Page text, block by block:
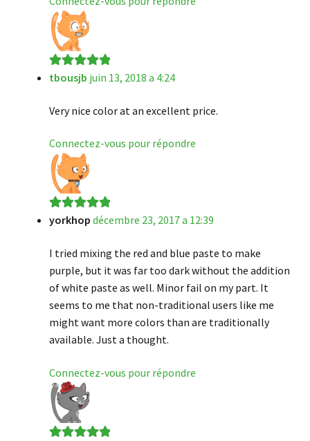
Note5sur 5
tbousjb juin 13, 2018 a 4:24
Very nice color at an excellent price.
Connectez-vous pour répondre
Note5sur 5
yorkhop décembre 23, 2017 a 12:39
I tried mixing the red and blue paste to make
purple, but it was far too dark without the addition
of white paste as well. Minor fail on my part. It
seems to me that non-traditional users like me
might want more colors than are traditionally
available. Just a thought.
Connectez-vous pour répondre